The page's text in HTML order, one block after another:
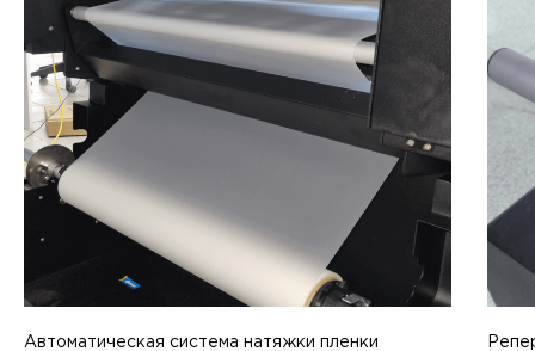
Автоматическая система натяжки пленки